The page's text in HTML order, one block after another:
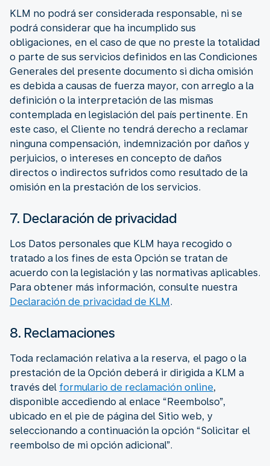
KLM no podrá ser considerada responsable, ni se
podrá considerar que ha incumplido sus
obligaciones, en el caso de que no preste la totalidad
o parte de sus servicios definidos en las Condiciones
Generales del presente documento si dicha omisión
es debida a causas de fuerza mayor, con arreglo a la
definición o la interpretación de las mismas
contemplada en legislación del país pertinente. En
este caso, el Cliente no tendrá derecho a reclamar
ninguna compensación, indemnización por daños y
perjuicios, o intereses en concepto de daños
directos o indirectos sufridos como resultado de la
omisión en la prestación de los servicios.
7. Declaración de privacidad
Los Datos personales que KLM haya recogido o
tratado a los fines de esta Opción se tratan de
acuerdo con la legislación y las normativas aplicables.
Para obtener más información, consulte nuestra
Declaración de privacidad de KLM .
8. Reclamaciones
Toda reclamación relativa a la reserva, el pago o la
prestación de la Opción deberá ir dirigida a KLM a
través del formulario de reclamación online,
disponible accediendo al enlace “Reembolso”,
ubicado en el pie de página del Sitio web, y
seleccionando a continuación la opción “Solicitar el
reembolso de mi opción adicional”.